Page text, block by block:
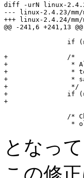
diff -urN linux-
--- linux-2.4.23/mm/
+++ linux-2.4.24/mm/
@@ -241,6 +241,13 @@
if
+               /*
+                *
+                * to
+                * safe
+                */
+               if
+
/*
となっ